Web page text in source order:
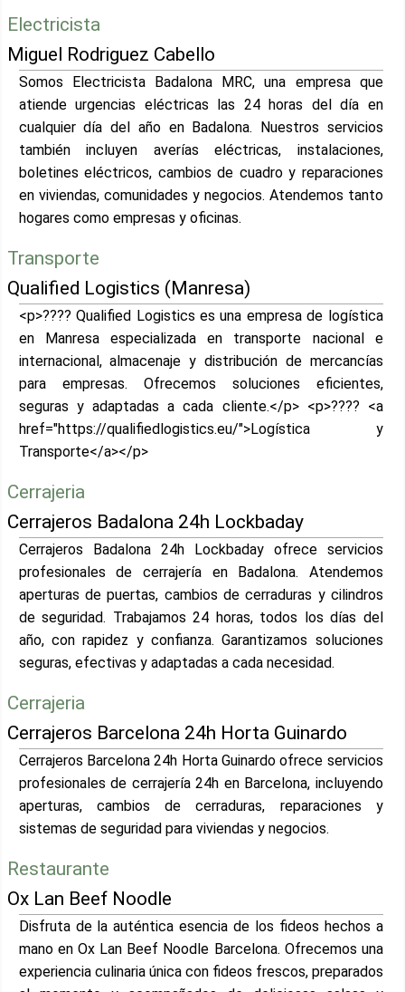
Electricista
Miguel Rodriguez Cabello
Somos Electricista Badalona MRC, una empresa que
atiende urgencias eléctricas las 24 horas del día en
cualquier día del año en Badalona. Nuestros servicios
también incluyen averías eléctricas, instalaciones,
boletines eléctricos, cambios de cuadro y reparaciones
en viviendas, comunidades y negocios. Atendemos tanto
hogares como empresas y oficinas.
Transporte
Qualified Logistics (Manresa)
<p>???? Qualified Logistics es una empresa de logística
en Manresa especializada en transporte nacional e
internacional, almacenaje y distribución de mercancías
para empresas. Ofrecemos soluciones eficientes,
seguras y adaptadas a cada cliente.</p> <p>???? <a
href="https://qualifiedlogistics.eu/">Logística y
Transporte</a></p>
Cerrajeria
Cerrajeros Badalona 24h Lockbaday
Cerrajeros Badalona 24h Lockbaday ofrece servicios
profesionales de cerrajería en Badalona. Atendemos
aperturas de puertas, cambios de cerraduras y cilindros
de seguridad. Trabajamos 24 horas, todos los días del
año, con rapidez y confianza. Garantizamos soluciones
seguras, efectivas y adaptadas a cada necesidad.
Cerrajeria
Cerrajeros Barcelona 24h Horta Guinardo
Cerrajeros Barcelona 24h Horta Guinardo ofrece servicios
profesionales de cerrajería 24h en Barcelona, incluyendo
aperturas, cambios de cerraduras, reparaciones y
sistemas de seguridad para viviendas y negocios.
Restaurante
Ox Lan Beef Noodle
Disfruta de la auténtica esencia de los fideos hechos a
mano en Ox Lan Beef Noodle Barcelona. Ofrecemos una
experiencia culinaria única con fideos frescos, preparados